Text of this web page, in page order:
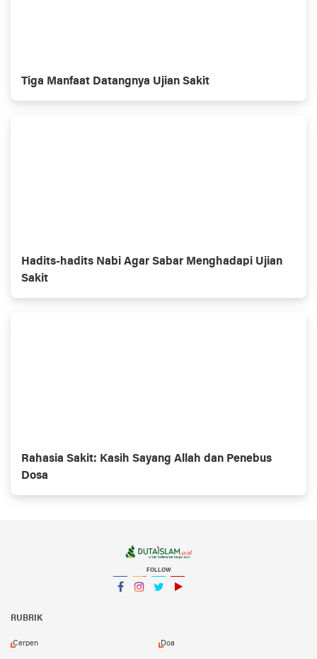
Tiga Manfaat Datangnya Ujian Sakit
Hadits-hadits Nabi Agar Sabar Menghadapi Ujian
Sakit
Rahasia Sakit: Kasih Sayang Allah dan Penebus
Dosa
FOLLOW
RUBRIK
Cerpen Doa